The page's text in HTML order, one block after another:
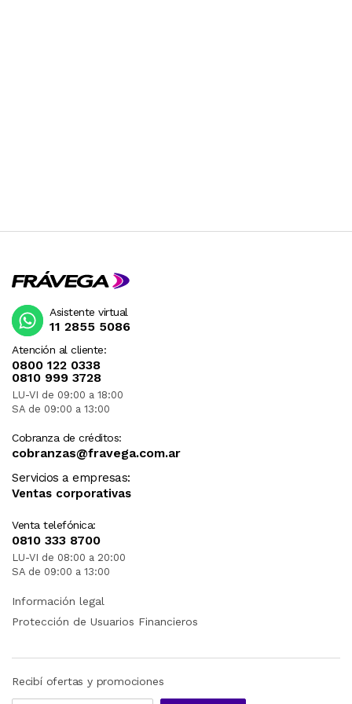
Atención al cliente:
0800 122 0338
0810 999 3728
LU-VI de 09:00 a 18:00
SA de 09:00 a 13:00
Cobranza de créditos:
cobranzas@fravega.com.ar
Servicios a empresas:
Ventas corporativas
Venta telefónica:
0810 333 8700
LU-VI de 08:00 a 20:00
SA de 09:00 a 13:00
Asistente virtual
11 2855 5086
Información legal
Protección de Usuarios Financieros
Recibí ofertas y promociones